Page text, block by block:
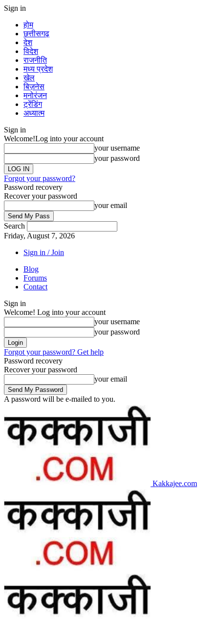
Sign in
होम
छत्तीसगढ़
देश
विदेश
राजनीति
मध्य प्रदेश
खेल
बिज़नेस
मनोरंजन
ट्रेंडिंग
अध्यात्म
Sign in
Welcome!Log into your account
your username
your password
Forgot your password?
Password recovery
Recover your password
your email
Search
Friday, August 7, 2026
Sign in / Join
Blog
Forums
Contact
Sign in
Welcome! Log into your account
your username
your password
Forgot your password? Get help
Password recovery
Recover your password
your email
A password will be e-mailed to you.
Kakkajee.com